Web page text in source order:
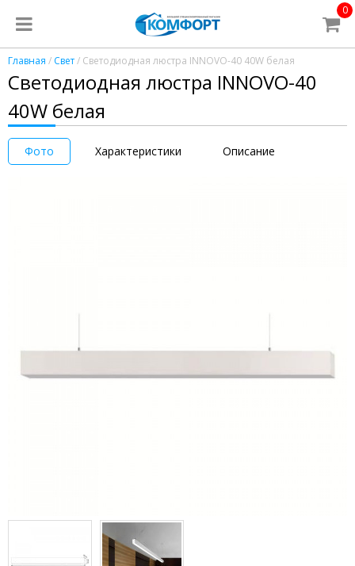
0
Главная / Свет/ Светодиодная люстра INNOVO-40 40W белая
Светодиодная люстра INNOVO-40
40W белая
Фото Характеристики Описание